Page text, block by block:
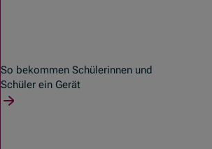
So bekommen Schülerinnen und
Schüler ein Gerät